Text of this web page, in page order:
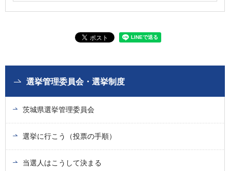
選挙管理委員会・選挙制度
茨城県選挙管理委員会
選挙に行こう（投票の手順）
当選人はこうして決まる